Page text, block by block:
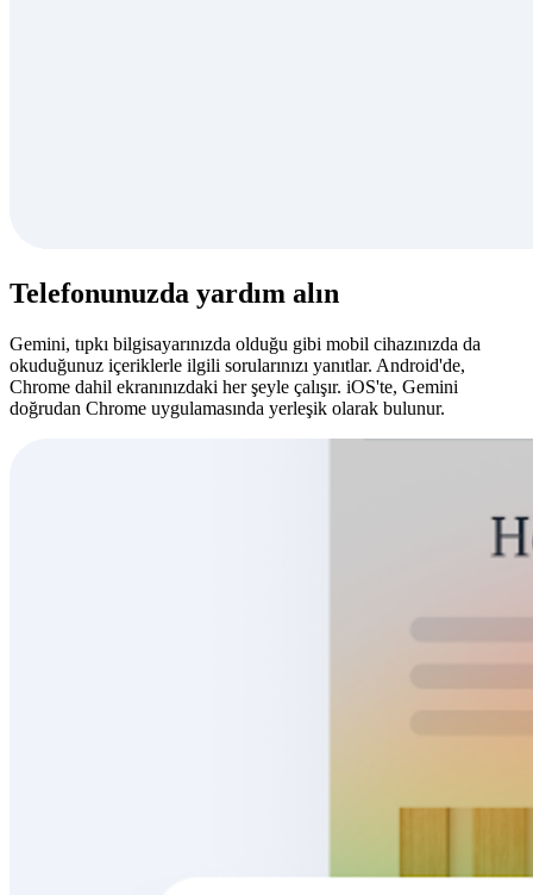
Telefonunuzda yardım alın
Gemini, tıpkı bilgisayarınızda olduğu gibi mobil cihazınızda da
okuduğunuz içeriklerle ilgili sorularınızı yanıtlar. Android'de,
Chrome dahil ekranınızdaki her şeyle çalışır. iOS'te, Gemini
doğrudan Chrome uygulamasında yerleşik olarak bulunur.